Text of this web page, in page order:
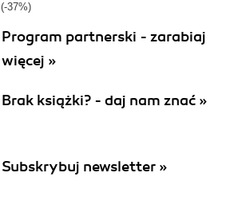
(-37%)
Program partnerski - zarabiaj
więcej »
Brak książki? - daj nam znać »
Subskrybuj newsletter »